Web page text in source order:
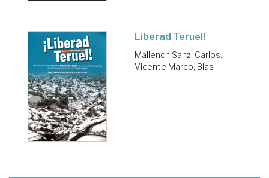
Liberad Teruel!
Mallench Sanz, Carlos;
Vicente Marco, Blas